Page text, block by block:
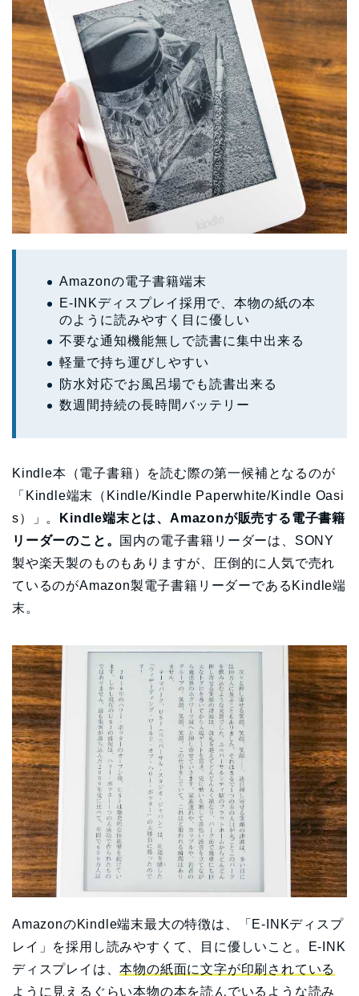
Amazonの電子書籍端末
E-INKディスプレイ採用で、本物の紙の本
のように読みやすく目に優しい
不要な通知機能無しで読書に集中出来る
軽量で持ち運びしやすい
防水対応でお風呂場でも読書出来る
数週間持続の長時間バッテリー
Kindle本（電子書籍）を読む際の第一候補となるのが
「Kindle端末（Kindle/Kindle Paperwhite/Kindle Oasi
s）」。
Kindle端末とは、Amazonが販売する電子書籍
リーダーのこと。 国内の電子書籍リーダーは、SONY
製や楽天製のものもありますが、圧倒的に人気で売れ
ているのがAmazon製電子書籍リーダーであるKindle端
末。
AmazonのKindle端末最大の特徴は、「E-INKディスプ
レイ」を採用し読みやすくて、目に優しいこと。E-INK
ディスプレイは、本物の紙面に文字が印刷されている
ように見えるぐらい本物の本を読んでいるような読み